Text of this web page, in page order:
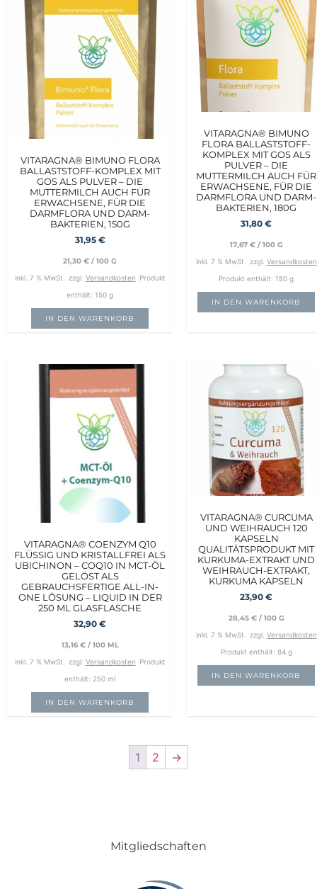
VITARAGNA® BIMUNO FLORA
BALLASTSTOFF-KOMPLEX MIT
GOS ALS PULVER – DIE
MUTTERMILCH AUCH FÜR
ERWACHSENE, FÜR DIE
DARMFLORA UND DARM-
BAKTERIEN, 150G
31,95 €
21,30 € / 100 G
inkl. 7 % MwSt. zzgl. Versandkosten Produkt
enthält: 150 g
IN DEN WARENKORB
VITARAGNA® BIMUNO
FLORA BALLASTSTOFF-
KOMPLEX MIT GOS ALS
PULVER – DIE
MUTTERMILCH AUCH FÜR
ERWACHSENE, FÜR DIE
DARMFLORA UND DARM-
BAKTERIEN, 180G
31,80 €
17,67 €/ 100 G
inkl. 7 % MwSt. zzgl. Versandkosten
Produkt enthält: 180 g
IN DEN WARENKORB
VITARAGNA® COENZYM Q10
FLÜSSIG UND KRISTALLFREI ALS
UBICHINON – COQ10 IN MCT-ÖL
GELÖST ALS
GEBRAUCHSFERTIGE ALL-IN-
ONE LÖSUNG – LIQUID IN DER
250 ML GLASFLASCHE
32,90 €
13,16 €/ 100 ML
inkl. 7 % MwSt. zzgl. Versandkosten Produkt
enthält: 250 ml
IN DEN WARENKORB
VITARAGNA® CURCUMA
UND WEIHRAUCH 120
KAPSELN
QUALITÄTSPRODUKT MIT
KURKUMA-EXTRAKT UND
WEIHRAUCH-EXTRAKT,
KURKUMA KAPSELN
23,90 €
28,45 €/ 100 G
inkl. 7 % MwSt. zzgl. Versandkosten
Produkt enthält: 84 g
IN DEN WARENKORB
1 2 →
Mitgliedschaften